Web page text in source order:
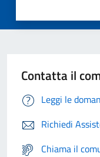
Contatta il
Leggi le
Richiedi
Chiama il